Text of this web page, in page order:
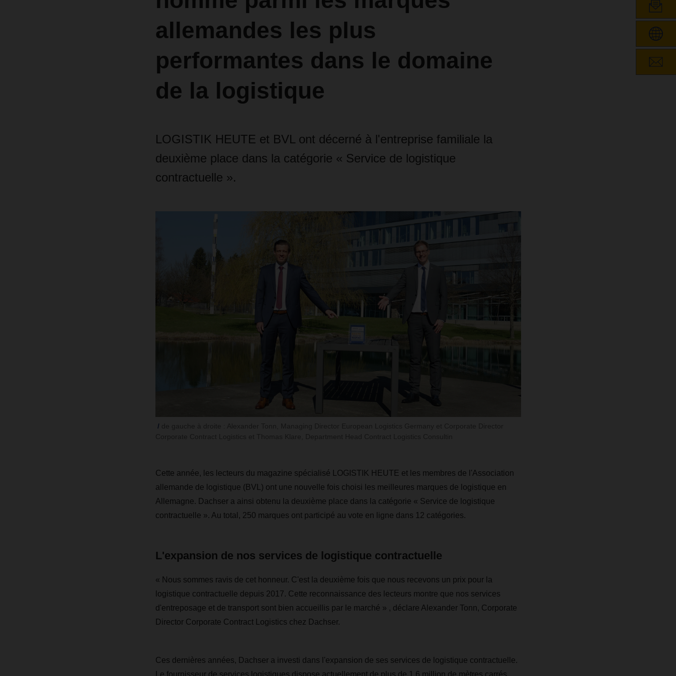
allemandes les plus
performantes dans le domaine
de la logistique
LOGISTIK HEUTE et BVL ont décerné à l'entreprise familiale la
deuxième place dans la catégorie « Service de logistique
contractuelle ».
Cette année, les lecteurs du magazine spécialisé LOGISTIK HEUTE et les membres de l'Association
allemande de logistique (BVL) ont une nouvelle fois choisi les meilleures marques de logistique en
Allemagne. Dachser a ainsi obtenu la deuxième place dans la catégorie « Service de logistique
contractuelle ». Au total, 250 marques ont participé au vote en ligne dans 12 catégories.
L'expansion de nos services de logistique contractuelle
« Nous sommes ravis de cet honneur. C'est la deuxième fois que nous recevons un prix pour la
logistique contractuelle depuis 2017. Cette reconnaissance des lecteurs montre que nos services
d'entreposage et de transport sont bien accueillis par le marché » , déclare Alexander Tonn, Corporate
Director Corporate Contract Logistics chez Dachser.
Ces dernières années, Dachser a investi dans l'expansion de ses services de logistique contractuelle.
Le fournisseur de services logistiques dispose actuellement de plus de 1,6 million de mètres carrés